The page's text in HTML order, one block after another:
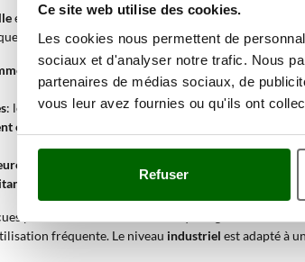
Ce site web utilise des cookies.
Les cookies nous permettent de
sociaux et d'analyser notre trafic. Nous
partenaires de médias sociaux, de
vous leur avez fournies ou qu'ils ont
Refuser
est indiquée lorsque le nettoyage des sols doit être
avec raclette ou alimentation à batterie permet
: une autolaveuse professionnelle
: les modèles pour surfaces dures avec brosses à
et bureaux
: les versions à batterie ou avec
une hygiène soignée : les autolaveuses à vapeur
pour une utilisation domestique légère et
fréquente. Le niveau industriel est adapté à